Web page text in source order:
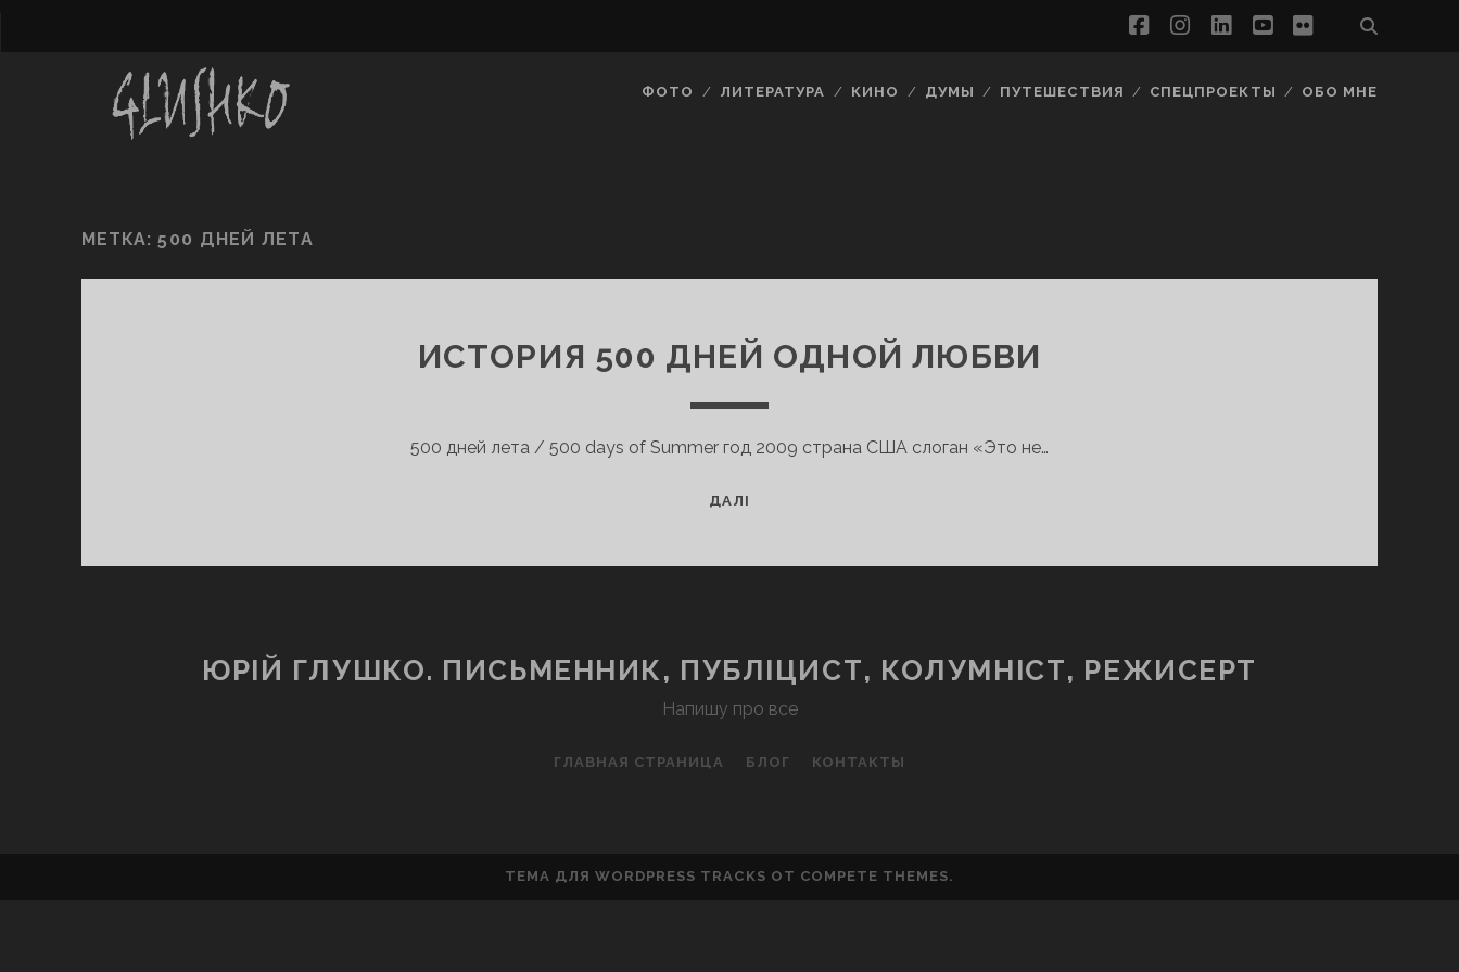
facebookinstagram
linkedin
youtube
flickr
ФОТО ЛИТЕРАТУРА КИНО ДУМЫ ПУТЕШЕСТВИЯ СПЕЦПРОЕКТЫ ОБО МНЕ
МЕТКА:500 ДНЕЙ ЛЕТА
ИСТОРИЯ 500 ДНЕЙ ОДНОЙ ЛЮБВИ
500 дней лета / 500 days of Summer год 2009 страна США слоган «Это не…
ДАЛІ
ЮРІЙ ГЛУШКО. ПИСЬМЕННИК, ПУБЛІЦИСТ, КОЛУМНІСТ, РЕЖИСЕРТ
Напишу про все
ГЛАВНАЯ СТРАНИЦА БЛОГ КОНТАКТЫ
ТЕМА ДЛЯ WORDPRESS TRACKS ОТ COMPETE THEMES.